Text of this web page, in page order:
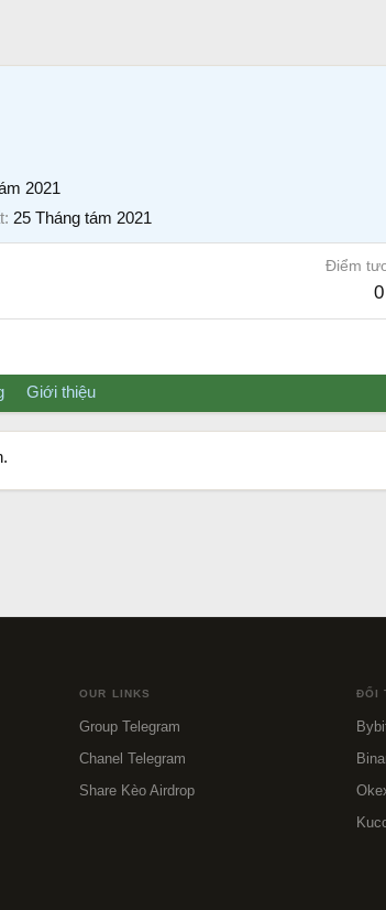
2021
25 Tháng tám 2021
Điểm
0
Giới thiệu
OUR LINKS
Group Telegram
Chanel Telegram
Share Kèo Airdrop
ĐỐI